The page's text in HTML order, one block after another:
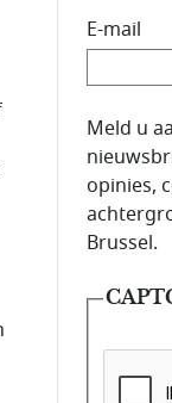
E-mail
E-
Meld u
opinies,
Brussel.